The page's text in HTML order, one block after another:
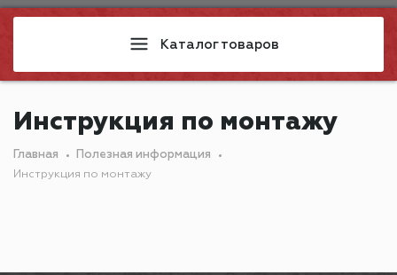
Каталог товаров
Инструкция по монтажу
Главная
Полезная информация
Инструкция по монтажу